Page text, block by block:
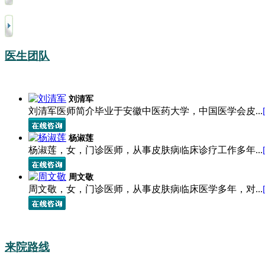
医生团队
刘清军
刘清军医师简介毕业于安徽中医药大学，中国医学会皮...
杨淑莲
杨淑莲，女，门诊医师，从事皮肤病临床诊疗工作多年...
周文敬
周文敬，女，门诊医师，从事皮肤病临床医学多年，对...
来院路线